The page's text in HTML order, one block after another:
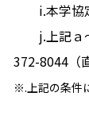
i.本学協定
j.上記ａ～
372-8044（
※.上記の条件